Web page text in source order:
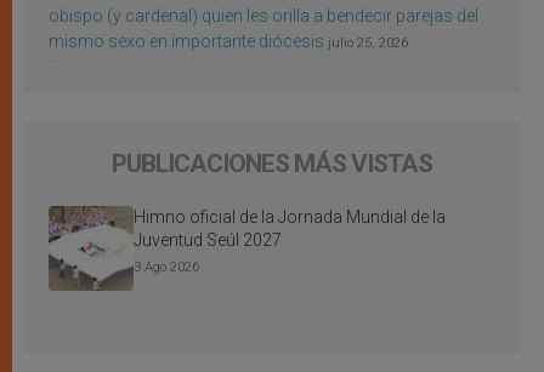
obispo (y cardenal) quien les orilla a bendecir parejas del
mismo sexo en importante diócesis julio 25, 2026
PUBLICACIONES MÁS VISTAS
Himno oficial de la Jornada Mundial de la
Juventud Seúl 2027
3 Ago 2026